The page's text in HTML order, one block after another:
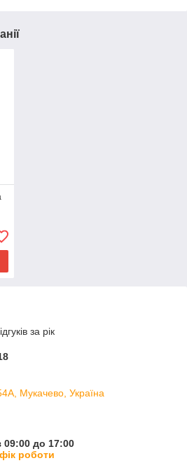
за рік
Мукачево, Україна
09:00 до 17:00
роботи